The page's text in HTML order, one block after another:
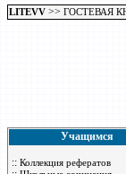
LITEVV >> ГОСТЕВАЯ
Учащимся
:: Коллекция рефератов